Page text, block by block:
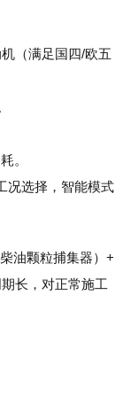
（满足国四/欧五
。
况选择，智能模式
油颗粒捕集器）+
长，对正常施工